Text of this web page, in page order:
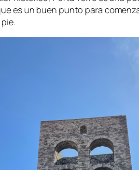
es un buen punto para